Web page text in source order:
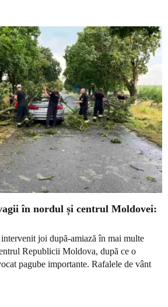
în nordul și centrul Moldovei:
joi după-amiază în mai multe
Republicii Moldova, după ce o
pagube importante. Rafalele de vânt